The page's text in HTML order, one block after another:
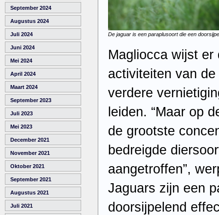
September 2024
Augustus 2024
Juli 2024
Juni 2024
Mei 2024
April 2024
Maart 2024
September 2023
Juli 2023
Mei 2023
December 2021
November 2021
Oktober 2021
September 2021
Augustus 2021
Juli 2021
De jaguar is een paraplusoort die een
Magliocca wijst
activiteiten van
verdere
leiden. “Maar op
de grootste
bedreigde
aangetroffen”,
Jaguars zijn een
doorsijpelend